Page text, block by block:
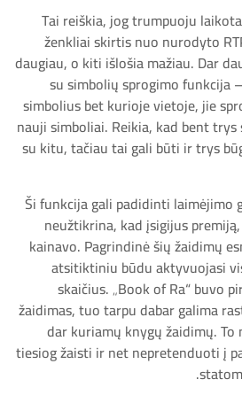
Tai reiškia, jog trumpuoju
ženkliai skirtis nuo nurodyto
daugiau, o kiti išlošia mažiau. Dar
su simbolių sprogimo funkcija
simbolius bet kurioje vietoje, jie
nauji simboliai. Reikia, kad bent
su kitu, tačiau tai gali būti ir trys
Ši funkcija gali padidinti laimėjimo
neužtikrina, kad įsigijus
kainavo. Pagrindinė šių žaidimų
atsitiktiniu būdu aktyvuojasi
skaičius. „Book of Ra“ buvo
žaidimas, tuo tarpu dabar galima
dar kuriamų knygų žaidimų.
tiesiog žaisti ir net nepretenduoti į